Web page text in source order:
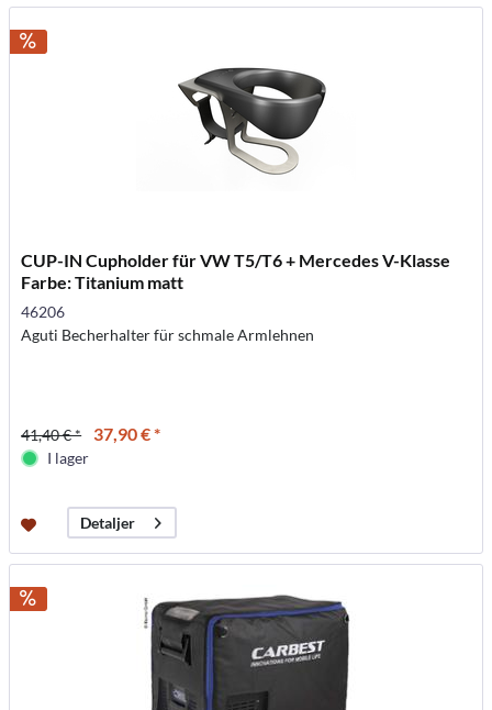
CUP-IN Cupholder für VW T5/T6 + Mercedes V-Klasse
Farbe: Titanium matt
46206
Aguti Becherhalter für schmale Armlehnen
41,40 € * 37,90 € *
I lager
Detaljer